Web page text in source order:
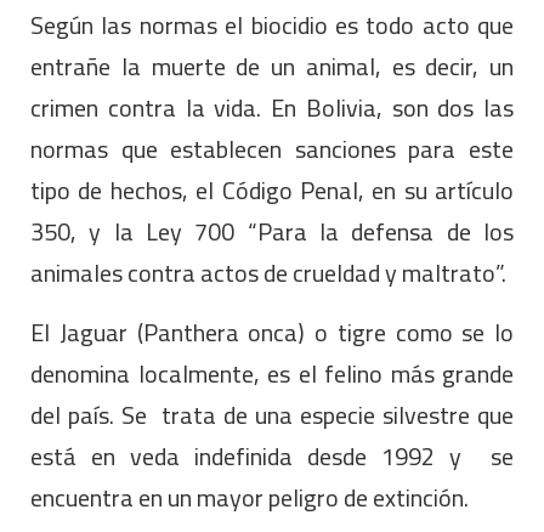
Según las normas el biocidio es todo acto que
entrañe la muerte de un animal, es decir, un
crimen contra la vida. En Bolivia, son dos las
normas que establecen sanciones para este
tipo de hechos, el Código Penal, en su artículo
350, y la Ley 700 “Para la defensa de los
animales contra actos de crueldad y maltrato”.
El Jaguar (Panthera onca) o tigre como se lo
denomina localmente, es el felino más grande
del país. Se trata de una especie silvestre que
está en veda indefinida desde 1992 y se
encuentra en un mayor peligro de extinción.